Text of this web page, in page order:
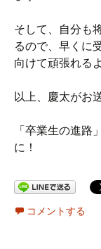
そして、自分も
るので、早くに
向けて頑張れる
以上、慶太がお
「卒業生の進路
に！
コメントする